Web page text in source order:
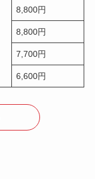
8,800円
8,800円
7,700円
6,600円